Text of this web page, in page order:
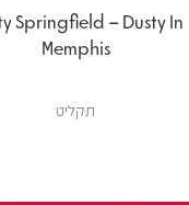
Springfield – Dusty In
Memphis
תקליט